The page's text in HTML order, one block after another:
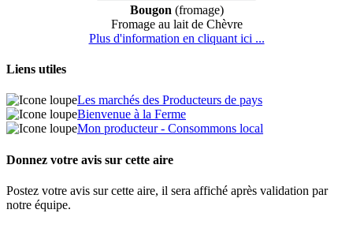
Bougon (fromage)
Fromage au lait de Chèvre
Plus d'information en cliquant ici ...
Liens utiles
Les marchés des Producteurs de pays
Bienvenue à la Ferme
Mon producteur - Consommons local
Donnez votre avis sur cette aire
Postez votre avis sur cette aire, il sera affiché après validation par
notre équipe.